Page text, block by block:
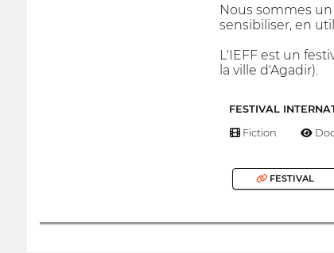
Nous sommes
sensibiliser, en
L'IEFF est un
la ville d'Agadir).
FESTIVAL
Fiction
FESTIVAL